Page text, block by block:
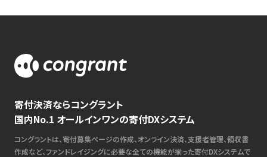
寄付決済ならコングラント
国内No.1 オールインワンの寄付DXシステム
コングラントは、寄付募集ページの作成、オンライン決済、支援者管理、領収書
作成など、ファンドレイジングに必要な全ての機能が揃った寄付DXシステムで